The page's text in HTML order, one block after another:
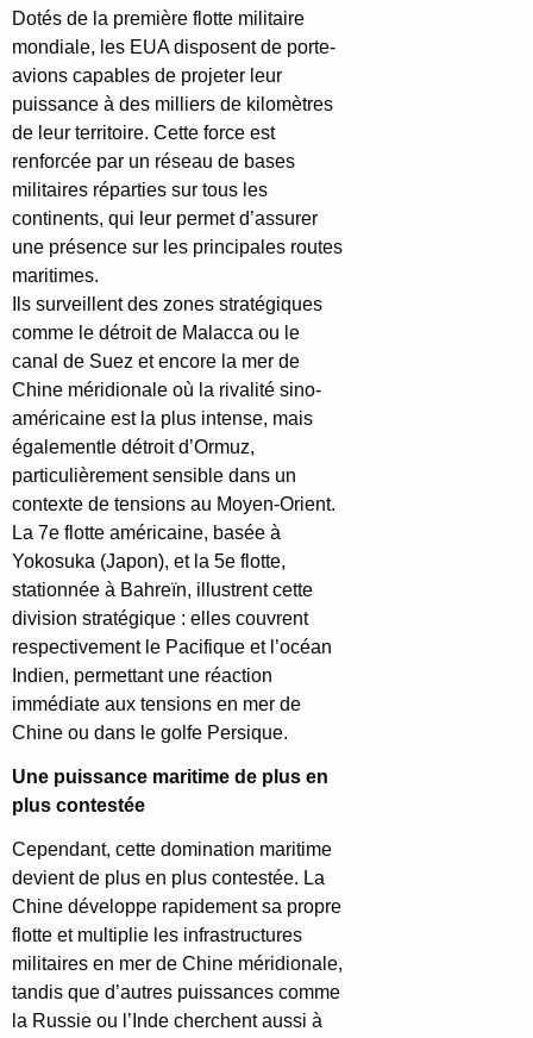
Dotés de la première flotte militaire
mondiale, les EUA disposent de porte-
avions capables de projeter leur
puissance à des milliers de kilomètres
de leur territoire. Cette force est
renforcée par un réseau de bases
militaires réparties sur tous les
continents, qui leur permet d’assurer
une présence sur les principales routes
maritimes.
Ils surveillent des zones stratégiques
comme le détroit de Malacca ou le
canal de Suez et encore la mer de
Chine méridionale où la rivalité sino-
américaine est la plus intense, mais
égalementle détroit d’Ormuz,
particulièrement sensible dans un
contexte de tensions au Moyen-Orient.
La 7e flotte américaine, basée à
Yokosuka (Japon), et la 5e flotte,
stationnée à Bahreïn, illustrent cette
division stratégique : elles couvrent
respectivement le Pacifique et l’océan
Indien, permettant une réaction
immédiate aux tensions en mer de
Chine ou dans le golfe Persique.
Une puissance maritime de plus en
plus contestée
Cependant, cette domination maritime
devient de plus en plus contestée. La
Chine développe rapidement sa propre
flotte et multiplie les infrastructures
militaires en mer de Chine méridionale,
tandis que d’autres puissances comme
la Russie ou l’Inde cherchent aussi à